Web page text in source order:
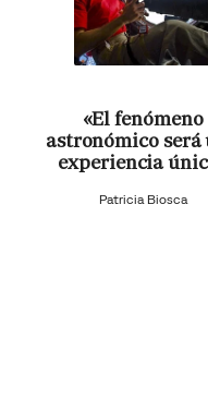
«El fenómeno
astronómico será
experiencia
Patricia Biosca